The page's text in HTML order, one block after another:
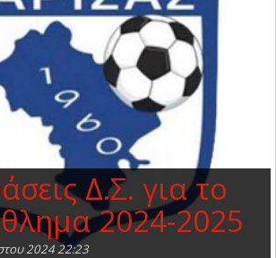
Δ.Σ. για το
2024-2025
2024 22:23